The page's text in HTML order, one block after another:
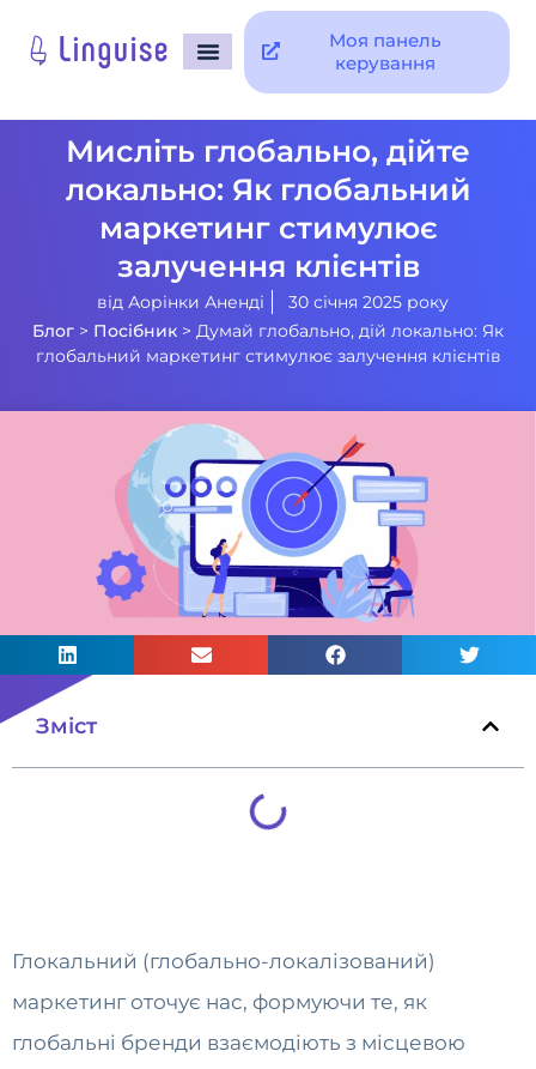
Моя панель
керування
Мисліть глобально, дійте
локально: Як глобальний
маркетинг стимулює
залучення клієнтів
від Аорінки Аненді
30 січня 2025 року
Блог > Посібник > Думай глобально, дій локально: Як
глобальний маркетинг стимулює залучення клієнтів
Зміст
Глокальний (глобально-локалізований)
маркетинг оточує нас, формуючи те, як
глобальні бренди взаємодіють з місцевою